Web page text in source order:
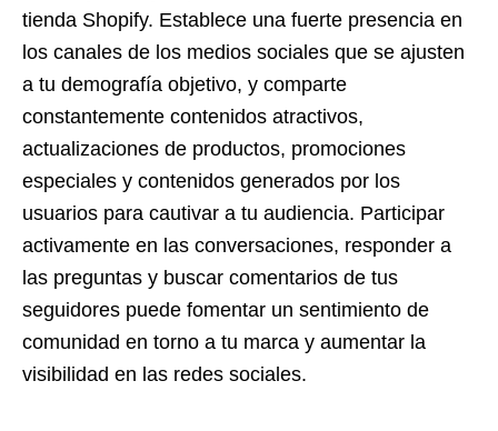
tienda Shopify. Establece una fuerte presencia en
los canales de los medios sociales que se ajusten
a tu demografía objetivo, y comparte
constantemente contenidos atractivos,
actualizaciones de productos, promociones
especiales y contenidos generados por los
usuarios para cautivar a tu audiencia. Participar
activamente en las conversaciones, responder a
las preguntas y buscar comentarios de tus
seguidores puede fomentar un sentimiento de
comunidad en torno a tu marca y aumentar la
visibilidad en las redes sociales.